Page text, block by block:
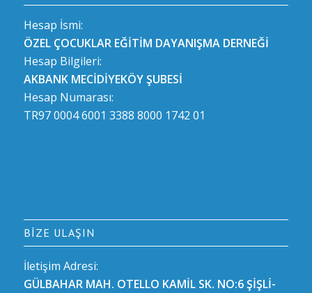
Hesap İsmi:
ÖZEL ÇOCUKLAR EĞİTİM DAYANIŞMA DERNEĞİ
Hesap Bilgileri:
AKBANK MECİDİYEKÖY ŞUBESİ
Hesap Numarası:
TR97 0004 6001 3388 8000 1742 01
BIZE ULAŞIN
İletişim Adresi:
GÜLBAHAR MAH. OTELLO KAMİL SK. NO:6 ŞİŞLİ-